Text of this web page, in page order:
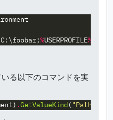
C:\foobar;%USERPROFILE%
る以下のコマンドを実
) .GetValueKind ("Path"